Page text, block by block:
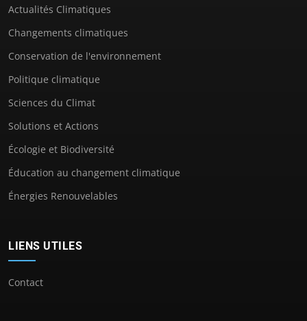
Actualités Climatiques
Changements climatiques
Conservation de l'environnement
Politique climatique
Sciences du Climat
Solutions et Actions
Écologie et Biodiversité
Éducation au changement climatique
Énergies Renouvelables
LIENS UTILES
Contact